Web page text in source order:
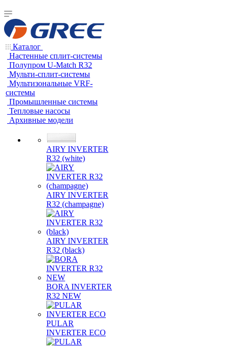
Каталог
Настенные сплит-системы
Полупром U-Match R32
Мульти-сплит-системы
Мультизональные VRF-
системы
Промышленные системы
Тепловые насосы
Архивные модели
AIRY INVERTER
R32 (white)
AIRY INVERTER
R32 (champagne)
AIRY INVERTER
R32 (black)
BORA INVERTER
R32 NEW
PULAR
INVERTER ECO